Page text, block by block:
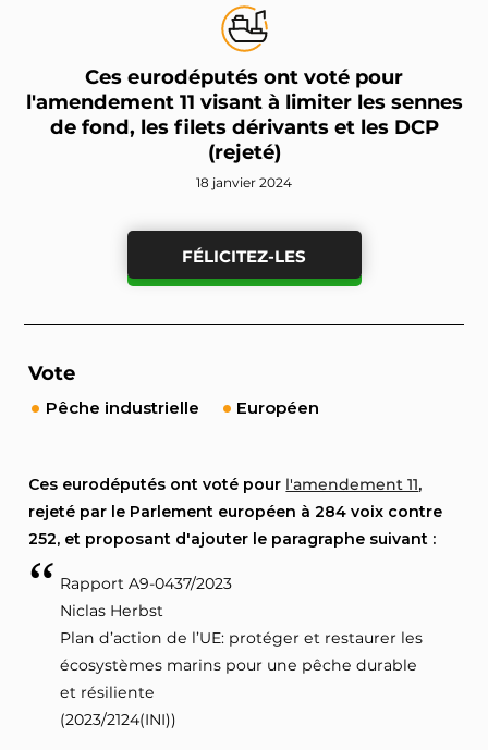
Ces eurodéputés ont voté pour
l'amendement 11 visant à limiter les sennes
de fond, les filets dérivants et les DCP
(rejeté)
18 janvier 2024
FÉLICITEZ-LES
Vote
Pêche industrielle Européen
Ces eurodéputés ont voté pour l'amendement 11,
rejeté par le Parlement européen à 284 voix contre
252, et proposant d'ajouter le paragraphe suivant :
Rapport A9-0437/2023
Niclas Herbst
Plan d’action de l’UE: protéger et restaurer les
écosystèmes marins pour une pêche durable
et résiliente
(2023/2124(INI))